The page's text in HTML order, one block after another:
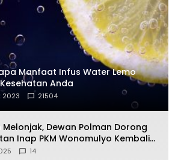
Manfaat Infus Water Lemo
Anda
2023 21504
Melonjak, Dewan Polman Dorong
Inap PKM Wonomulyo Kembali
14